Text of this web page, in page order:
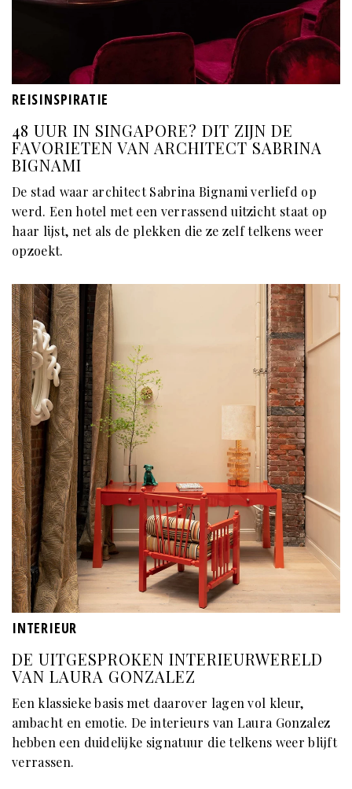
REISINSPIRATIE
48 UUR IN SINGAPORE? DIT ZIJN DE
FAVORIETEN VAN ARCHITECT SABRINA
BIGNAMI
De stad waar architect Sabrina Bignami verliefd op
werd. Een hotel met een verrassend uitzicht staat op
haar lijst, net als de plekken die ze zelf telkens weer
opzoekt.
INTERIEUR
DE UITGESPROKEN INTERIEURWERELD
VAN LAURA GONZALEZ
Een klassieke basis met daarover lagen vol kleur,
ambacht en emotie. De interieurs van Laura Gonzalez
hebben een duidelijke signatuur die telkens weer blijft
verrassen.